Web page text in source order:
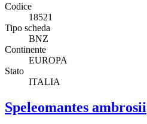
Codice
18521
Tipo scheda
BNZ
Continente
EUROPA
Stato
ITALIA
Speleomantes ambrosii